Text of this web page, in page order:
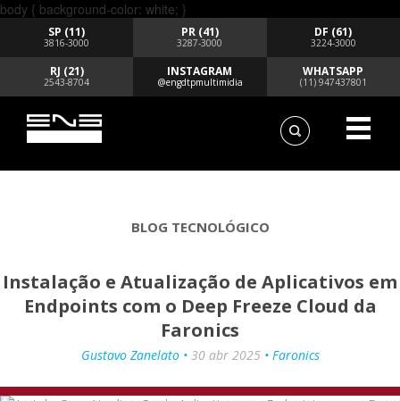
body { background-color: white; }
SP (11)
3816-3000
PR (41)
3287-3000
DF (61)
3224-3000
RJ (21)
2543-8704
INSTAGRAM
@engdtpmultimidia
WHATSAPP
(11) 947437801
BLOG TECNOLÓGICO
Instalação e Atualização de Aplicativos em
Endpoints com o Deep Freeze Cloud da
Faronics
Gustavo Zanelato • 30 abr 2025• Faronics